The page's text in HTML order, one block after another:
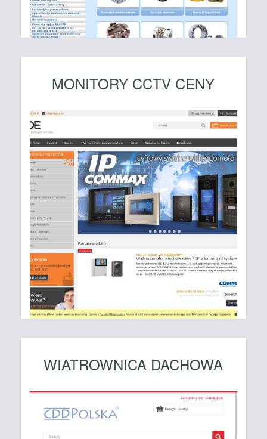
MONITORY CCTV CENY
WIATROWNICA DACHOWA